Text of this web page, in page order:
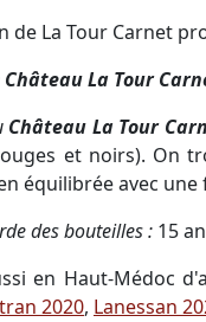
de La Tour Carnet
Château La Tour
Château La Tour
et noirs). On
équilibrée avec
des bouteilles : 15
en Haut-Médoc
2020, Lanessan